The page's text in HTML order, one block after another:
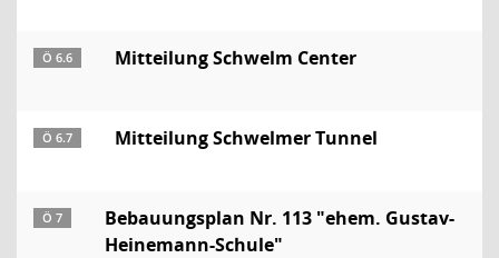
Ö 6.6 Mitteilung Schwelm Center
Ö 6.7 Mitteilung Schwelmer Tunnel
Ö 7
Bebauungsplan Nr. 113 "ehem. Gustav-
Heinemann-Schule"